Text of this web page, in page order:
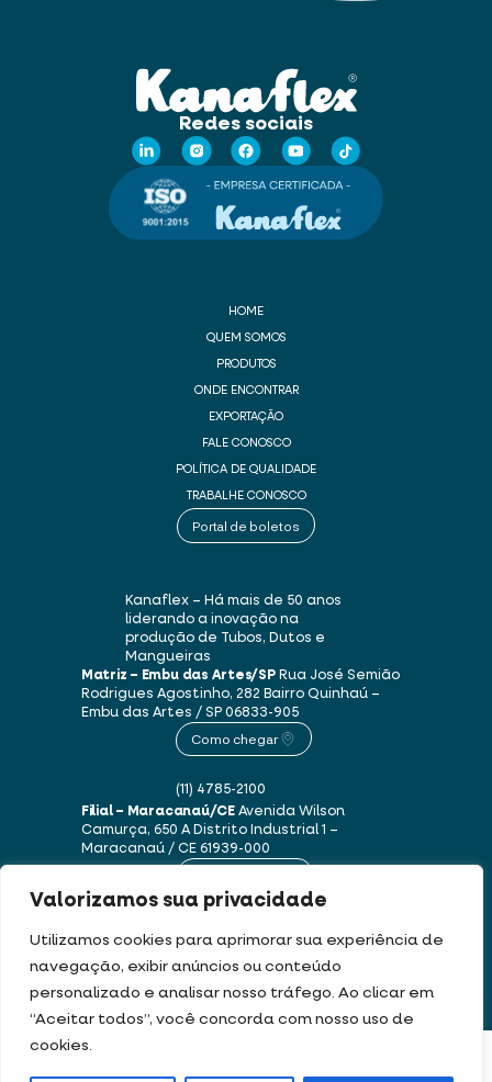
Valorizamos sua privacidade
Utilizamos cookies para aprimorar sua experiência de
navegação, exibir anúncios ou conteúdo
personalizado e analisar nosso tráfego. Ao clicar em
“Aceitar todos”, você concorda com nosso uso de
cookies.
Redes sociais
HOME
QUEM SOMOS
PRODUTOS
ONDE ENCONTRAR
EXPORTAÇÃO
FALE CONOSCO
POLÍTICA DE QUALIDADE
TRABALHE CONOSCO
Portal de boletos
Kanaflex – Há mais de 50 anos
liderando a inovação na
produção de Tubos, Dutos e
Mangueiras
Matriz – Embu das Artes/SPRua José Semião
Rodrigues Agostinho, 282 Bairro Quinhaú –
Embu das Artes / SP06833-905
Como chegar
(11) 4785-2100
Filial – Maracanaú/CEAvenida Wilson
Camurça, 650 ADistrito Industrial 1 –
Maracanaú / CE61939-000
Este site usa cookies e dados pessoais de acordo com os nossos Termos de Uso e